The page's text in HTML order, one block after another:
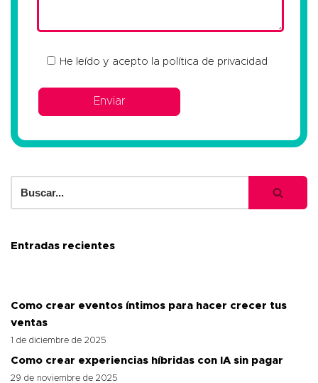
He leído y acepto la política de privacidad
Entradas recientes
Como crear eventos íntimos para hacer crecer tus
ventas
1 de diciembre de 2025
Como crear experiencias híbridas con IA sin pagar
29 de noviembre de 2025